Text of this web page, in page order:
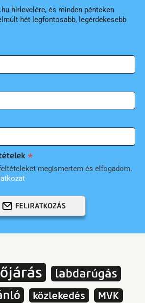
hírlevelére, és minden pénteken
hét legfontosabb, legérdekesebb
megismertem és elfogadom.
FELIRATKOZÁS
labdarúgás
közlekedés MVK